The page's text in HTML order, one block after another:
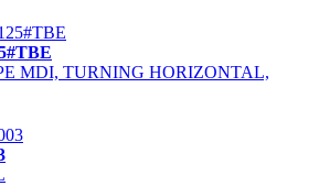
MDI, TURNING HORIZONTAL,